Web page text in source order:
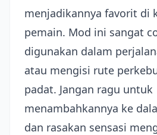
menjadikannya favorit di
pemain. Mod ini sangat
digunakan dalam
atau mengisi rute
padat. Jangan ragu untuk
menambahkannya ke
dan rasakan sensasi